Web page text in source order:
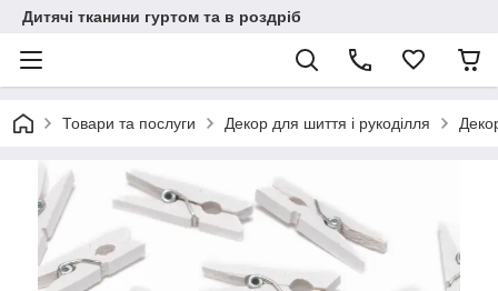
Дитячі тканини гуртом та в роздріб
Товари та послуги Декор для шиття і рукоділля